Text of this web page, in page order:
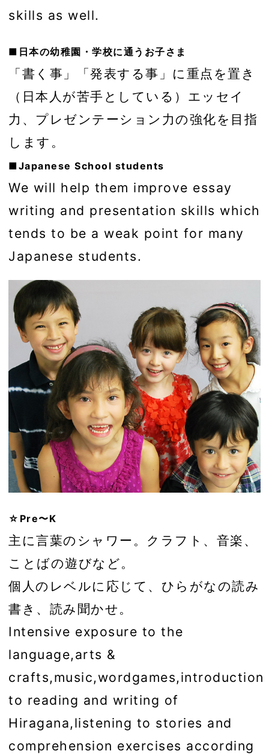
skills as well.
■日本の幼稚園・学校に通うお子さま
「書く事」「発表する事」に重点を置き
（日本人が苦手としている）エッセイ
力、プレゼンテーション力の強化を目指
します。
■Japanese School students
We will help them improve essay
writing and presentation skills which
tends to be a weak point for many
Japanese students.
☆Pre〜K
主に言葉のシャワー。クラフト、音楽、
ことばの遊びなど。
個人のレベルに応じて、ひらがなの読み
書き、読み聞かせ。
Intensive exposure to the
language,arts &
crafts,music,wordgames,introduction
to reading and writing of
Hiragana,listening to stories and
comprehension exercises according